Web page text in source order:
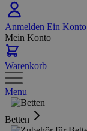
Anmelden Ein Konto
Mein Konto
Warenkorb
Menu
Betten